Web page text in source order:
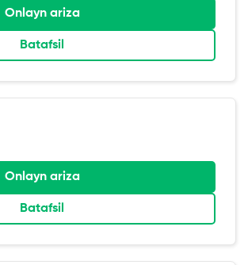
Onlayn ariza
Batafsil
Onlayn ariza
Batafsil